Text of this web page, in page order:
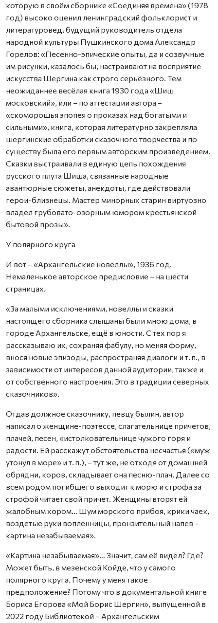
которую в своём сборнике «Соединяя времена» (1978
год) высоко оценил ленинградский фольклорист и
литературовед, будущий руководитель отдела
народной культуры Пушкинского дома Александр
Горелов: «Песенно-эпические опыты, да и созвучные
им рисунки, казалось бы, настраивают на восприятие
искусства Шергина как строго серьёзного. Тем
неожиданнее весёлая книга 1930 года «Шиш
московский», или – по аттестации автора –
«скоморошья эпопея о проказах над богатыми и
сильными», книга, которая литературно закрепляла
шергинские обработки сказочного творчества и по
существу была его первым авторским произведением.
Сказки выстраивали в единую цепь похождения
русского плута Шиша, связанные народные
авантюрные сюжеты, анекдоты, где действовали
герои-близнецы. Мастер минорных старин виртуозно
владел грубовато-озорным юмором крестьянской
бытовой прозы».
У полярного круга
И вот – «Архангельские новеллы», 1936 год.
Немаленькое авторское предисловие – на шести
страницах.
«За малыми исключениями, новеллы и сказки
настоящего сборника слышаны были мною дома, в
городе Архангельске, ещё в юности. С тех пор я
рассказываю их, сохраняя фабулу, но меняя форму,
внося новые эпизоды, распространяя диалоги и т. п., в
зависимости от интересов данной аудитории, также и
от собственного настроения. Это в традиции северных
сказочников».
Отдав должное сказочнику, певцу былин, автор
написал о женщине-поэтессе, слагательнице причетов,
плачей, песен, «истолковательнице чужого горя и
радости. Ей расскажут обстоятельства несчастья («муж
утонул в море» и т. п.), – тут же, не отходя от домашней
обрядни, коров, складывает она песню-плач. Далее со
всем родом погибшего выходит к морю и строфа за
строфой читает свой причет. Женщины вторят ей
жалобным хором… Шум морского прибоя, крики чаек,
воздетые руки вопленницы, пронзительный напев –
картина незабываемая».
«Картина незабываемая»… Значит, сам её видел? Где?
Может быть, в мезенской Койде, что у самого
полярного круга. Почему у меня такое
предположение? Потому что в документальной книге
Бориса Егорова «Мой Борис Шергин», выпущенной в
2022 году Библиотекой – Архангельским